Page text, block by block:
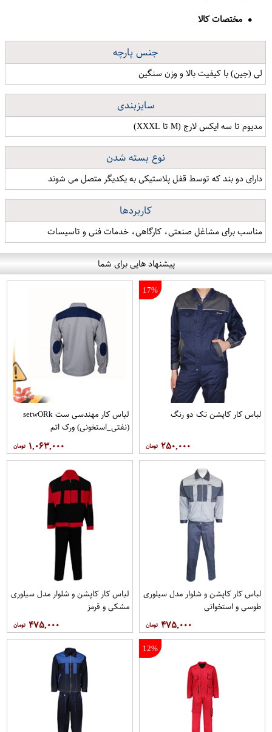
مختصات کالا
جنس پارچه
لی (جین) با کیفیت بالا و وزن سنگین
سایزبندی
مدیوم تا سه ایکس لارج (M تا XXXL)
نوع بسته شدن
دارای دو بند که توسط قفل پلاستیکی به یکدیگر متصل می شوند
کاربردها
مناسب برای مشاغل صنعتی، کارگاهی، خدمات فنی و تاسیسات
پیشنهاد هایی برای شما
17%
لباس کار کاپشن تک دو رنگ
۲۵۰,۰۰۰
لباس کار مهندسی ست setwO​Rk
(نفتی_استخونی) ورک اتم
۱,۰۶۳,۰۰۰
لباس کار کاپشن و شلوار مدل سيلوری
طوسی و استخوانی
۴۷۵,۰۰۰
لباس کار کاپشن و شلوار مدل سیلوری
مشکی و قرمز
۴۷۵,۰۰۰
12%